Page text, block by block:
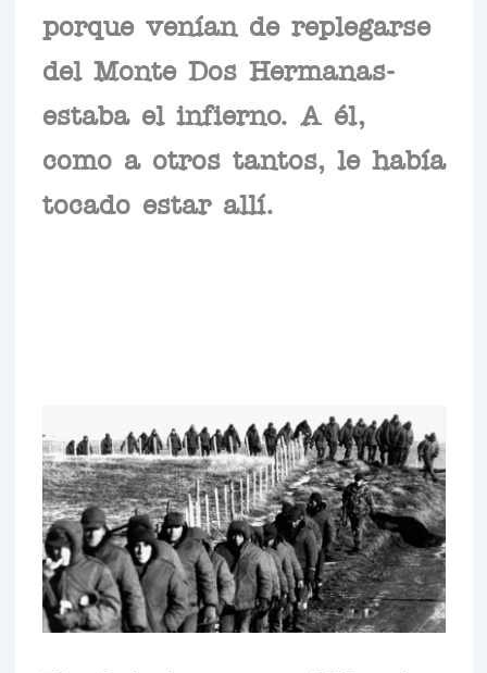
porque venían de replegarse
del Monte Dos Hermanas-
estaba el infierno. A él,
como a otros tantos, le había
tocado estar allí.